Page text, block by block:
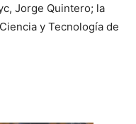
Jorge Quintero; la
y Tecnología de